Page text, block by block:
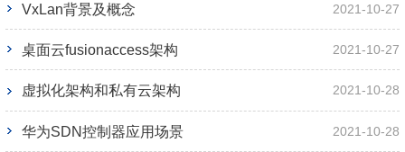
VxLan背景及概念 2021-10-27
桌面云fusionaccess架构 2021-10-27
虚拟化架构和私有云架构 2021-10-28
华为SDN控制器应用场景 2021-10-28